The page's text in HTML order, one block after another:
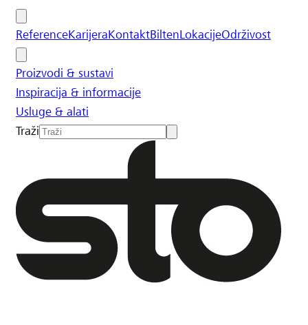
ReferenceKarijeraKontaktBiltenLokacijeOdrživost
Proizvodi & sustavi
Inspiracija & informacije
Usluge & alati
Traži